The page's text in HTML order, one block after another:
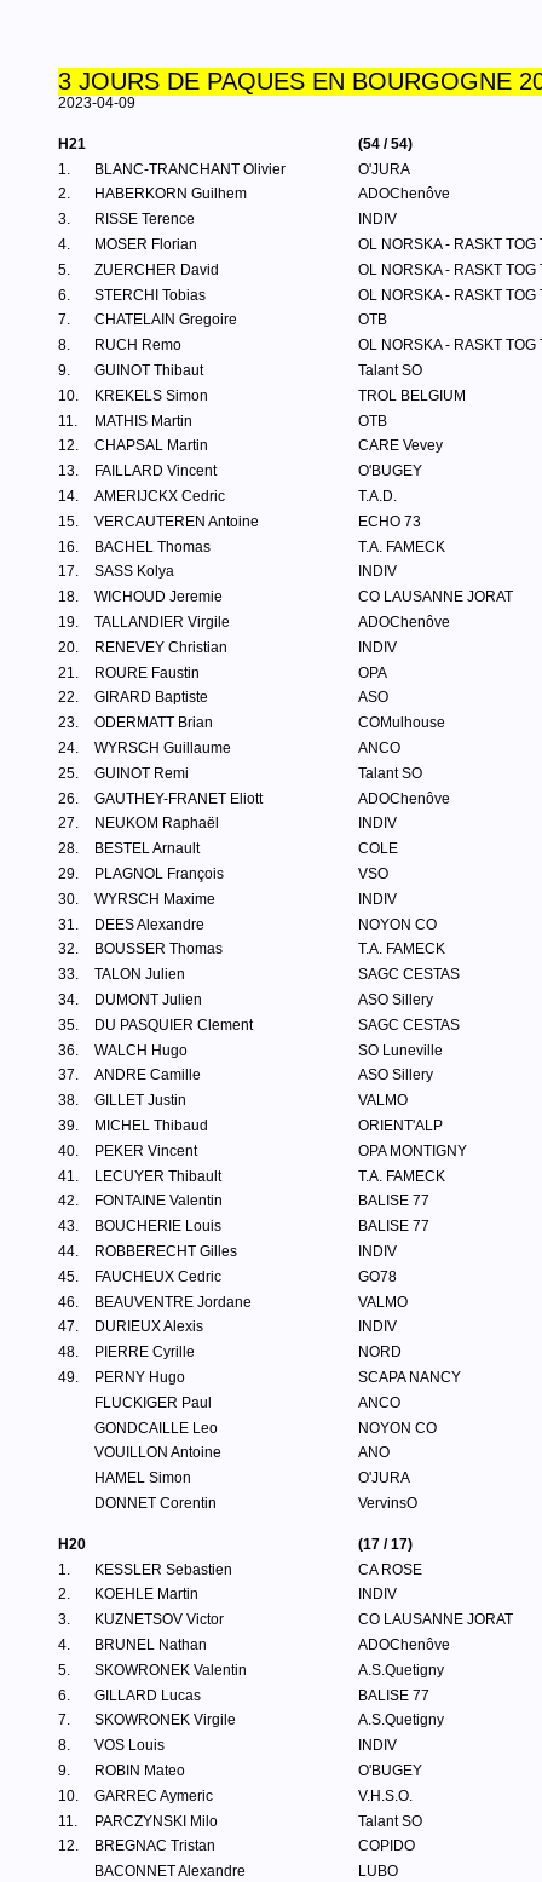
3 JOURS DE PAQUES EN BOURGOGNE
2023-04-09
H21
(54 / 54)
1.
BLANC-TRANCHANT Olivier
O'JURA
2.
HABERKORN Guilhem
ADOChenôve
3.
RISSE Terence
INDIV
4.
MOSER Florian
OL NORSKA - RASKT TOG
5.
ZUERCHER David
OL NORSKA - RASKT TOG
6.
STERCHI Tobias
OL NORSKA - RASKT TOG
7.
CHATELAIN Gregoire
OTB
8.
RUCH Remo
OL NORSKA - RASKT TOG
9.
GUINOT Thibaut
Talant SO
10.
KREKELS Simon
TROL BELGIUM
11.
MATHIS Martin
OTB
12.
CHAPSAL Martin
CARE Vevey
13.
FAILLARD Vincent
O'BUGEY
14.
AMERIJCKX Cedric
T.A.D.
15.
VERCAUTEREN Antoine
ECHO 73
16.
BACHEL Thomas
T.A. FAMECK
17.
SASS Kolya
INDIV
18.
WICHOUD Jeremie
CO LAUSANNE JORAT
19.
TALLANDIER Virgile
ADOChenôve
20.
RENEVEY Christian
INDIV
21.
ROURE Faustin
OPA
22.
GIRARD Baptiste
ASO
23.
ODERMATT Brian
COMulhouse
24.
WYRSCH Guillaume
ANCO
25.
GUINOT Remi
Talant SO
26.
GAUTHEY-FRANET Eliott
ADOChenôve
27.
NEUKOM Raphaël
INDIV
28.
BESTEL Arnault
COLE
29.
PLAGNOL François
VSO
30.
WYRSCH Maxime
INDIV
31.
DEES Alexandre
NOYON CO
32.
BOUSSER Thomas
T.A. FAMECK
33.
TALON Julien
SAGC CESTAS
34.
DUMONT Julien
ASO Sillery
35.
DU PASQUIER Clement
SAGC CESTAS
36.
WALCH Hugo
SO Luneville
37.
ANDRE Camille
ASO Sillery
38.
GILLET Justin
VALMO
39.
MICHEL Thibaud
ORIENT'ALP
40.
PEKER Vincent
OPA MONTIGNY
41.
LECUYER Thibault
T.A. FAMECK
42.
FONTAINE Valentin
BALISE 77
43.
BOUCHERIE Louis
BALISE 77
44.
ROBBERECHT Gilles
INDIV
45.
FAUCHEUX Cedric
GO78
46.
BEAUVENTRE Jordane
VALMO
47.
DURIEUX Alexis
INDIV
48.
PIERRE Cyrille
NORD
49.
PERNY Hugo
SCAPA NANCY
FLUCKIGER Paul
ANCO
GONDCAILLE Leo
NOYON CO
VOUILLON Antoine
ANO
HAMEL Simon
O'JURA
DONNET Corentin
VervinsO
H20
(17 / 17)
1.
KESSLER Sebastien
CA ROSE
2.
KOEHLE Martin
INDIV
3.
KUZNETSOV Victor
CO LAUSANNE JORAT
4.
BRUNEL Nathan
ADOChenôve
5.
SKOWRONEK Valentin
A.S.Quetigny
6.
GILLARD Lucas
BALISE 77
7.
SKOWRONEK Virgile
A.S.Quetigny
8.
VOS Louis
INDIV
9.
ROBIN Mateo
O'BUGEY
10.
GARREC Aymeric
V.H.S.O.
11.
PARCZYNSKI Milo
Talant SO
12.
BREGNAC Tristan
COPIDO
BACONNET Alexandre
LUBO